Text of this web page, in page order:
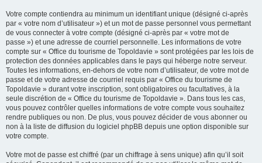
Votre compte contiendra au minimum un identifiant unique (désigné ci-après
par « votre nom d’utilisateur ») et un mot de passe personnel vous permettant
de vous connecter à votre compte (désigné ci-après par « votre mot de
passe ») et une adresse de courriel personnelle. Les informations de votre
compte sur « Office du tourisme de Topoldavie » sont protégées par les lois de
protection des données applicables dans le pays qui héberge notre serveur.
Toutes les informations, en-dehors de votre nom d’utilisateur, de votre mot de
passe et de votre adresse de courriel requis par « Office du tourisme de
Topoldavie » durant votre inscription, sont obligatoires ou facultatives, à la
seule discrétion de « Office du tourisme de Topoldavie ». Dans tous les cas,
vous pouvez contrôler quelles informations de votre compte vous souhaitez
rendre publiques ou non. De plus, vous pouvez décider de vous abonner ou
non à la liste de diffusion du logiciel phpBB depuis une option disponible sur
votre compte.
Votre mot de passe est chiffré (par un chiffrage à sens unique) afin qu’il soit